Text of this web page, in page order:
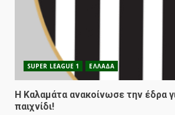
SUPER LEAGUE 1 ΕΛΛΑΔΑ
Η Καλαμάτα ανακοίνωσε την έδρα
παιχνίδι!